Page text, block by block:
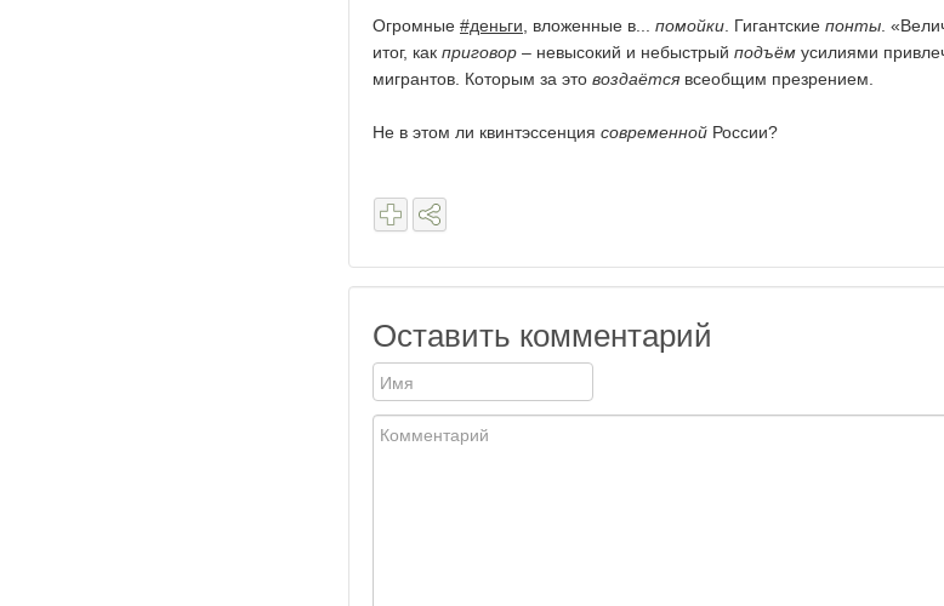
Огромные #деньги , вложенные в... помойки . Гигантские понты .
итог, как приговор – невысокий и небыстрый подъём усилиями
мигрантов. Которым за это воздаётся всеобщим презрением.
Не в этом ли квинтэссенция современной России?
Оставить комментарий